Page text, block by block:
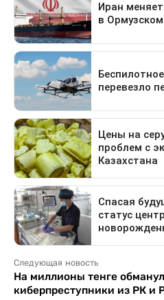
Следующая новость
На миллионы тенге
киберпреступники из РК и